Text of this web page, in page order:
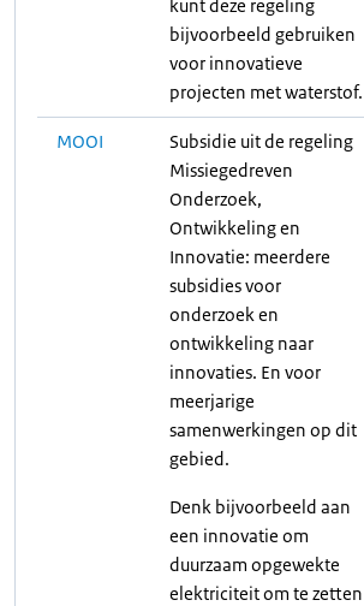
kunt deze regeling
bijvoorbeeld gebruiken
voor innovatieve
projecten met waterstof.
MOOI
Subsidie uit de regeling
Missiegedreven
Onderzoek,
Ontwikkeling en
Innovatie: meerdere
subsidies voor
onderzoek en
ontwikkeling naar
innovaties. En voor
meerjarige
samenwerkingen op dit
gebied.
Denk bijvoorbeeld aan
een innovatie om
duurzaam opgewekte
elektriciteit om te zetten